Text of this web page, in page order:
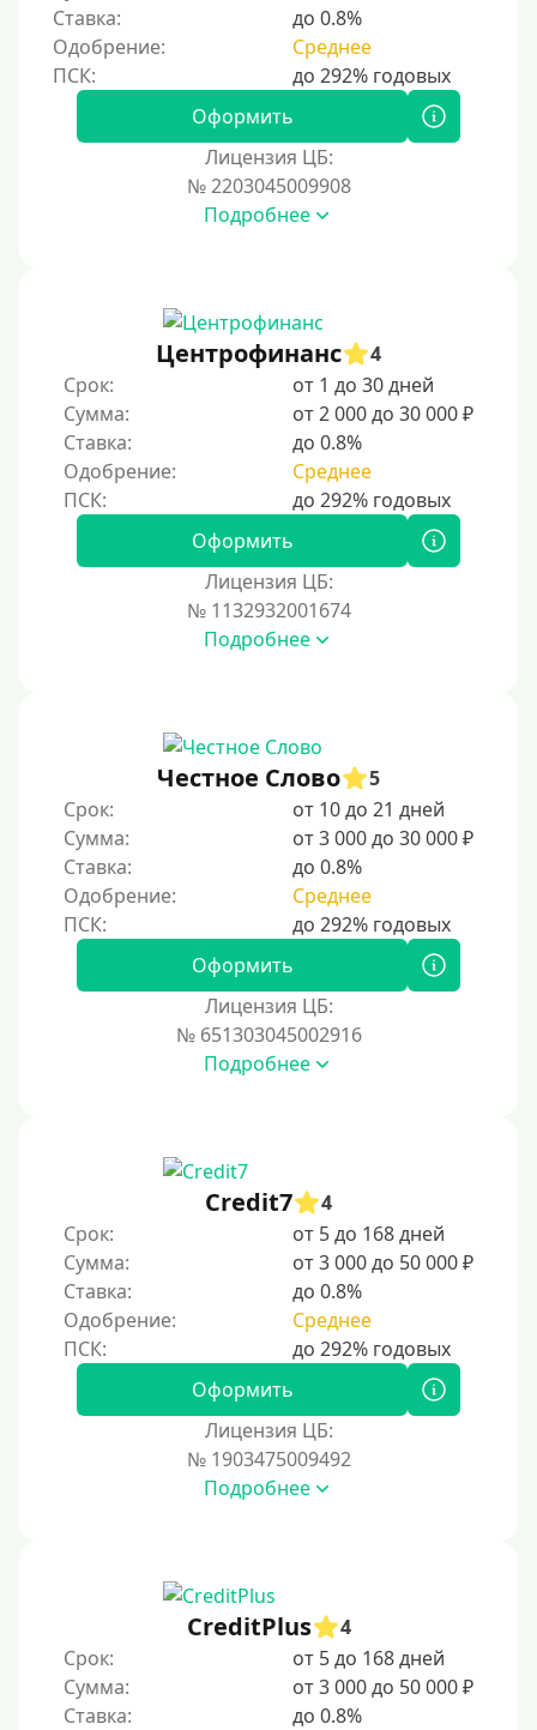
Ставка:
до 0.8%
Одобрение:
Среднее
Оформить
Лицензия ЦБ:
№ 2203045009908
Подробнее
Центрофинанс
4
Срок:
от 1 до 30 дней
Сумма:
от 2 000 до 30 000 ₽
Ставка:
до 0.8%
Одобрение:
Среднее
Оформить
Лицензия ЦБ:
№ 1132932001674
Подробнее
Честное Слово
5
Срок:
от 10 до 21 дней
Сумма:
от 3 000 до 30 000 ₽
Ставка:
до 0.8%
Одобрение:
Среднее
Оформить
Лицензия ЦБ:
№ 651303045002916
Подробнее
Credit7
4
Срок:
от 5 до 168 дней
Сумма:
от 3 000 до 50 000 ₽
Ставка:
до 0.8%
Одобрение:
Среднее
Оформить
Лицензия ЦБ:
№ 1903475009492
Подробнее
CreditPlus
4
Срок:
от 5 до 168 дней
Сумма:
от 3 000 до 50 000 ₽
Ставка:
до 0.8%